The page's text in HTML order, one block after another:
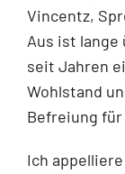
Vincentz,
Aus ist
seit Jahren
Wohlstand
Befreiung
Ich